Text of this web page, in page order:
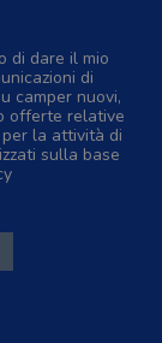
di dare il mio
di
camper nuovi,
offerte relative
la attività di
sulla base